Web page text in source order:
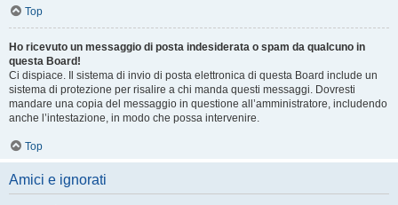
Top
Ho ricevuto un messaggio di posta indesiderata o spam da qualcuno in
questa Board!
Ci dispiace. Il sistema di invio di posta elettronica di questa Board include un
sistema di protezione per risalire a chi manda questi messaggi. Dovresti
mandare una copia del messaggio in questione all’amministratore, includendo
anche l’intestazione, in modo che possa intervenire.
Top
Amici e ignorati